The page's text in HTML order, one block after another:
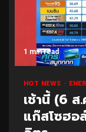
1 min read
HOT NEWS
เช้านี้ (6
แก๊สโซฮ